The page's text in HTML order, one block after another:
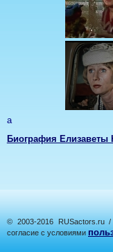
а
Биография Елизаветы
© 2003-2016 RUSactors.ru /
согласие с условиями